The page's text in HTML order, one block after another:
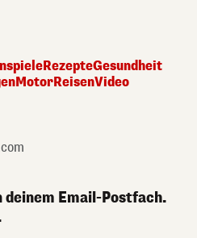
RezepteGesundheit
MotorReisenVideo
Email-Postfach.